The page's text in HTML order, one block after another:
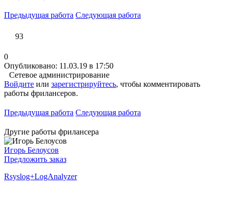
Предыдущая работа Следующая работа
93
0
Опубликовано: 11.03.19 в 17:50
Сетевое администрирование
Войдите или зарегистрируйтесь, чтобы комментировать
работы фрилансеров.
Предыдущая работа Следующая работа
Другие работы фрилансера
Игорь Белоусов
Предложить заказ
Rsyslog+LogAnalyzer